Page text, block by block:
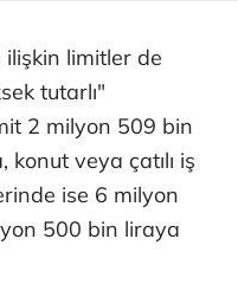
ilişkin limitler de
tutarlı"
2 milyon 509 bin
veya çatılı iş
ise 6 milyon
500 bin liraya